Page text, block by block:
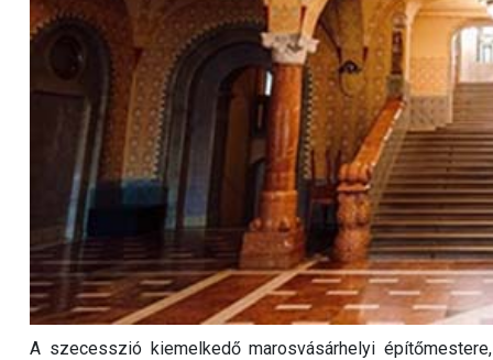
A szecesszió kiemelkedő marosvásárhelyi